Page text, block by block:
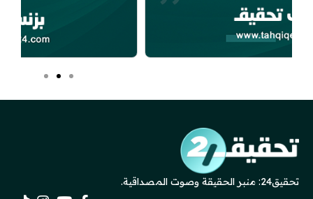
تحقيق24: منبر الحقيقة وصوت المصداقية.